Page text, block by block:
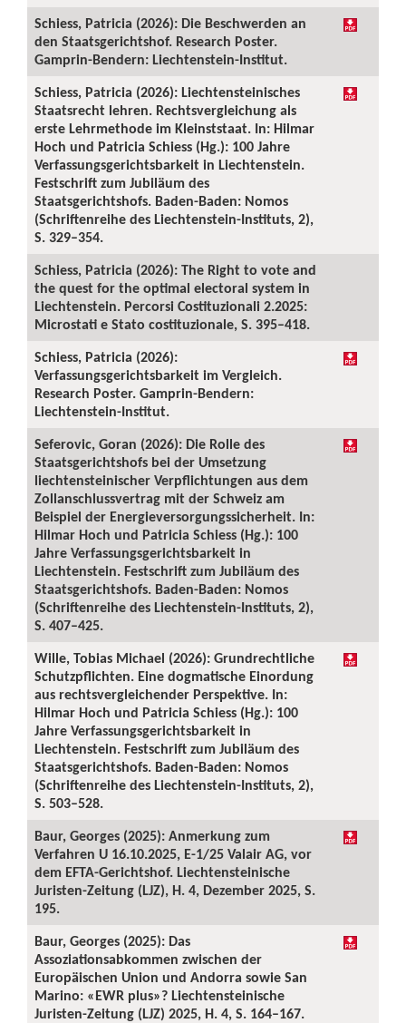
Schiess, Patricia (2026): Die Beschwerden an
den Staatsgerichtshof. Research Poster.
Gamprin-Bendern: Liechtenstein-Institut.
Schiess, Patricia (2026): Liechtensteinisches
Staatsrecht lehren. Rechtsvergleichung als
erste Lehrmethode im Kleinststaat. In: Hilmar
Hoch und Patricia Schiess (Hg.): 100 Jahre
Verfassungsgerichtsbarkeit in Liechtenstein.
Festschrift zum Jubiläum des
Staatsgerichtshofs. Baden-Baden: Nomos
(Schriftenreihe des Liechtenstein-Instituts, 2),
S. 329–354.
Schiess, Patricia (2026): The Right to vote and
the quest for the optimal electoral system in
Liechtenstein. Percorsi Costituzionali 2.2025:
Microstati e Stato costituzionale, S. 395–418.
Schiess, Patricia (2026):
Verfassungsgerichtsbarkeit im Vergleich.
Research Poster. Gamprin-Bendern:
Liechtenstein-Institut.
Seferovic, Goran (2026): Die Rolle des
Staatsgerichtshofs bei der Umsetzung
liechtensteinischer Verpflichtungen aus dem
Zollanschlussvertrag mit der Schweiz am
Beispiel der Energieversorgungssicherheit. In:
Hilmar Hoch und Patricia Schiess (Hg.): 100
Jahre Verfassungsgerichtsbarkeit in
Liechtenstein. Festschrift zum Jubiläum des
Staatsgerichtshofs. Baden-Baden: Nomos
(Schriftenreihe des Liechtenstein-Instituts, 2),
S. 407–425.
Wille, Tobias Michael (2026): Grundrechtliche
Schutzpflichten. Eine dogmatische Einordung
aus rechtsvergleichender Perspektive. In:
Hilmar Hoch und Patricia Schiess (Hg.): 100
Jahre Verfassungsgerichtsbarkeit in
Liechtenstein. Festschrift zum Jubiläum des
Staatsgerichtshofs. Baden-Baden: Nomos
(Schriftenreihe des Liechtenstein-Instituts, 2),
S. 503–528.
Baur, Georges (2025): Anmerkung zum
Verfahren U 16.10.2025, E-1/25 Valair AG, vor
dem EFTA-Gerichtshof. Liechtensteinische
Juristen-Zeitung (LJZ), H. 4, Dezember 2025, S.
195.
Baur, Georges (2025): Das
Assoziationsabkommen zwischen der
Europäischen Union und Andorra sowie San
Marino: «EWR plus»? Liechtensteinische
Juristen-Zeitung (LJZ) 2025, H. 4, S. 164–167.